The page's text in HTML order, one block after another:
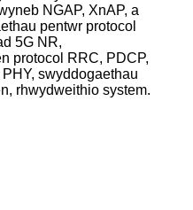
NGAP, XnAP, a
pentwr protocol
5G NR,
protocol RRC, PDCP,
swyddogaethau
rhwydweithio system.